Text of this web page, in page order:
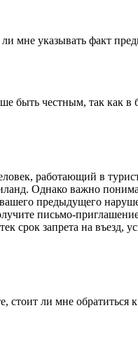
мне указывать факт
быть честным, так
работающий в
Однако важно
предыдущего
письмо-
срок запрета на
ли мне обратиться